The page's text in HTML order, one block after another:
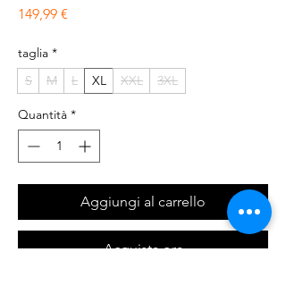
149,99 €
taglia *
S
M L XL XXL 3XL
Quantità *
Aggiungi al carrello
Acquista ora